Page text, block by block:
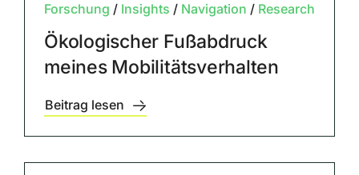
Forschung / Insights / Navigation / Research
Ökologischer Fußabdruck
meines Mobilitätsverhalten
Beitrag lesen